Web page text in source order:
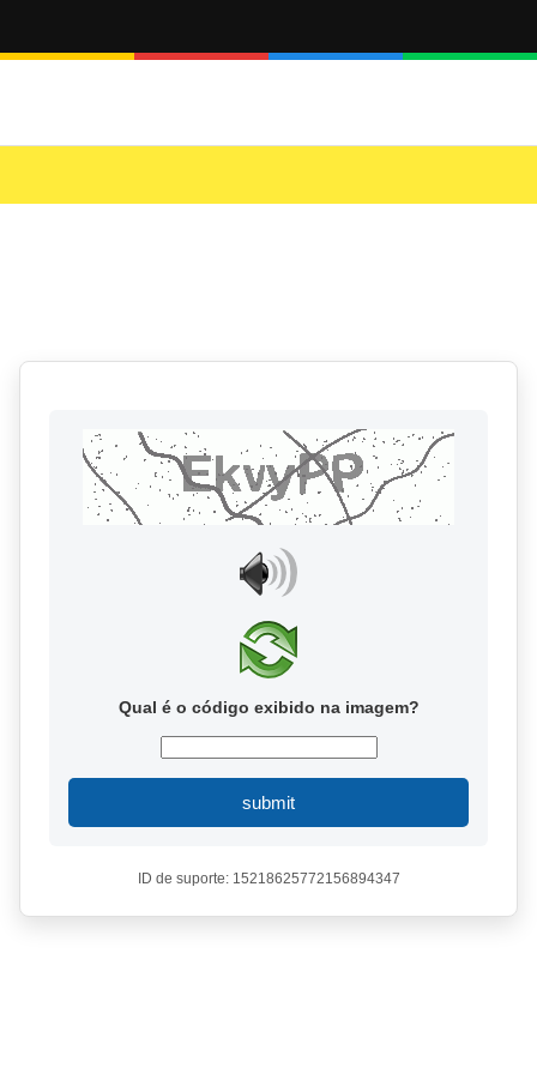
Qual é o código exibido na imagem?
submit
ID de suporte: 15218625772156894347